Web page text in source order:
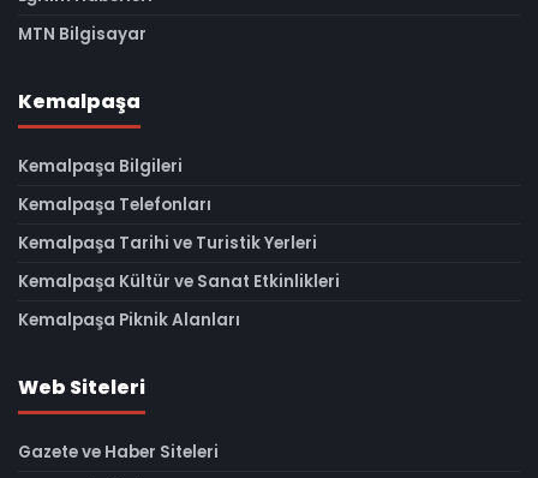
MTN Bilgisayar
Kemalpaşa
Kemalpaşa Bilgileri
Kemalpaşa Telefonları
Kemalpaşa Tarihi ve Turistik Yerleri
Kemalpaşa Kültür ve Sanat Etkinlikleri
Kemalpaşa Piknik Alanları
Web Siteleri
Gazete ve Haber Siteleri